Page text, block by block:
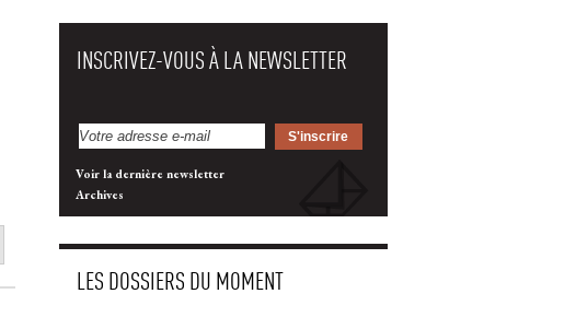
INSCRIVEZ-VOUS À LA NEWSLETTER
Voir la dernière newsletter
Archives
LES DOSSIERS DU MOMENT